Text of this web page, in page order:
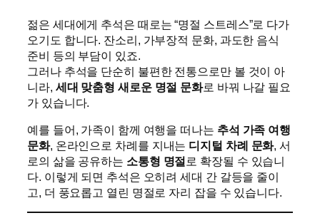
젊은 세대에게 추석은 때로는 “명절 스트레스”로 다가
오기도 합니다. 잔소리, 가부장적 문화, 과도한 음식
준비 등의 부담이 있죠.
그러나 추석을 단순히 불편한 전통으로만 볼 것이 아
니라, 세대 맞춤형 새로운 명절 문화로 바꿔 나갈 필요
가 있습니다.
예를 들어, 가족이 함께 여행을 떠나는 추석 가족 여행
문화, 온라인으로 차례를 지내는 디지털 차례 문화, 서
로의 삶을 공유하는 소통형 명절 로 확장될 수 있습니
다. 이렇게 되면 추석은 오히려 세대 간 갈등을 줄이
고, 더 풍요롭고 열린 명절로 자리 잡을 수 있습니다.